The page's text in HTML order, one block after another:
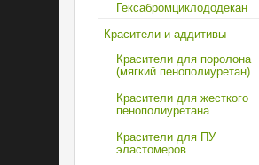
Гексабромциклододекан
Красители и аддитивы
Красители для поролона
(мягкий пенополиуретан)
Красители для жесткого
пенополиуретана
Красители для ПУ
эластомеров